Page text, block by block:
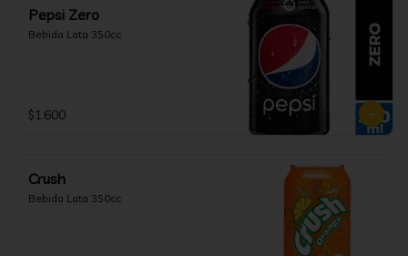
Pepsi Zero
Bebida Lata 350cc
$1.600
Crush
Bebida Lata 350cc